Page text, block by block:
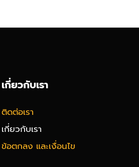
เกี่ยวกับเรา
ติดต่อเรา
เกี่ยวกับเรา
ข้อตกลง และเงื่อนไข